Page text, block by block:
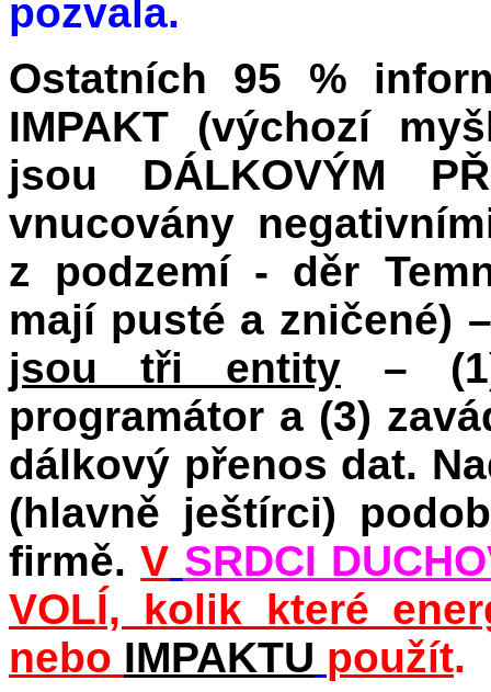
pozvala.
Ostatních 95 %
IMPAKT (výchozí
jsou DÁLKOVÝM
vnucovány
z podzemí - děr
mají pusté a zničené)
jsou tři entity –
programátor a (3)
dálkový přenos dat.
(hlavně ještírci)
firmě. V SRDCI
VOLÍ, kolik které
nebo IMPAKTU použít.